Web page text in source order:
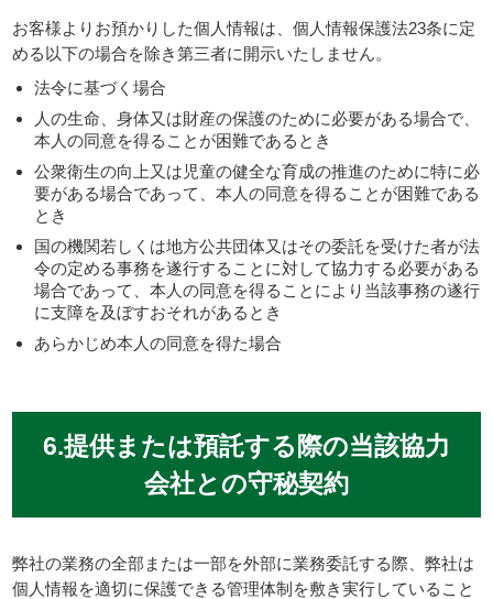
お客様よりお預かりした個人情報は、個人情報保護法23条に定
める以下の場合を除き第三者に開示いたしません。
法令に基づく場合
人の生命、身体又は財産の保護のために必要がある場合で、
本人の同意を得ることが困難であるとき
公衆衛生の向上又は児童の健全な育成の推進のために特に必
要がある場合であって、本人の同意を得ることが困難である
とき
国の機関若しくは地方公共団体又はその委託を受けた者が法
令の定める事務を遂行することに対して協力する必要がある
場合であって、本人の同意を得ることにより当該事務の遂行
に支障を及ぼすおそれがあるとき
あらかじめ本人の同意を得た場合
6.提供または預託する際の当該協力
会社との守秘契約
弊社の業務の全部または一部を外部に業務委託する際、弊社は
個人情報を適切に保護できる管理体制を敷き実行していること